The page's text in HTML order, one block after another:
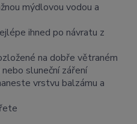
mýdlovou vodou a
ihned po návratu z
na dobře větraném
sluneční záření
vrstvu balzámu a